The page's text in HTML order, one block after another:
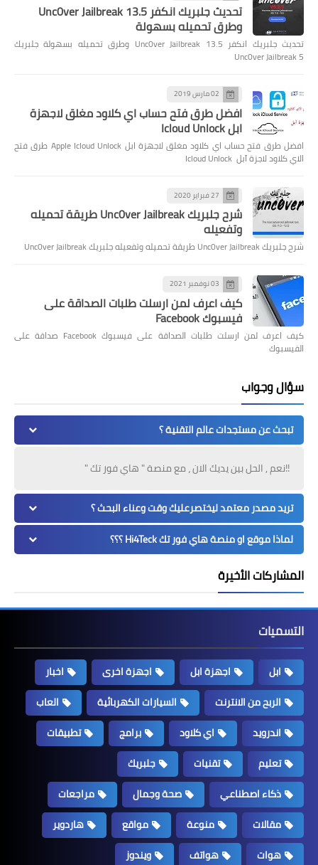
تحديث جلبريك انكفر Unc0ver Jailbreak 13.5
وطرق تحميله بسهولة
تحديث جلبريك انكفر Unc0ver Jailbreak 13.5 وطرق تحميله بسهولة جلبريك
Unc0ver Jailbreak 5
02 مارس 2019
افضل طرق فتح حساب اي كلاود مغلق لاجهزة
ابل Icloud Unlock
افضل طرق فتح حساب اي كلاود مغلق لاجهزة ابل Apple Icloud Unlock طرق فتح
الاي كلاود لاجزة آبل Icloud Unlock
27 فبراير 2020
شرح جلبريك Unc0ver Jailbreak طريقة تحميله
وتفعيله
شرح جلبريك Unc0ver Jailbreak طريقة تحميله وتفعيله جلبريك Unc0ver Jailbreak
03 نوفمبر 2021
كيف اعرف لمن ارسلت طلبات الصداقة على
فيسبوك Facebook
كيف اعرف لمن ارسلت طلبات الصداقة على فيسبوك Facebook صداقة على
الفيسبوك
سؤال وجواب
تبحث عن مستجدات عالم التقنية ؟
!!نعم , الحل بين يديك الان ، مع منصة " هاي فور تك "
تريد مصدر معتمد ليختصرعليك وقت وعناء البحث ؟
لماذا موقع او منصة هاي فور تك Hi4Teck ؟؟؟
المشاركات الأخيرة
التسميات
ابل اجهزة ابل اجهزة اخرى
اخبار
الربح من الانترنت
السيارات الكهربائية
العاب
اندرويد
اي كلاود برامج
تطبيقات
تعليم
تقنيات
جلبريك
ذكاء اصطناعي
صحة وجمال
مراجعات
مقالات
منوعة مواقع
هاردوير
هوات
هواتف
ويندوز